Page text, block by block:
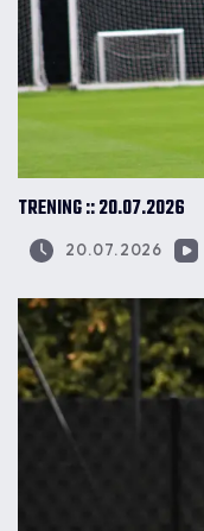
TRENING :: 20.07.2026
20.07.2026